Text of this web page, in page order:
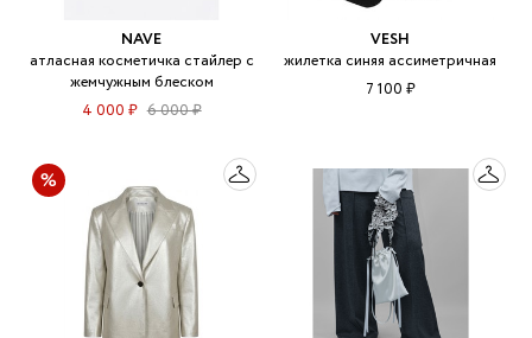
NAVE
атласная косметичка стайлер с
жемчужным блеском
4 000 ₽ 6 000 ₽
VESH
жилетка синяя ассиметричная
7 100 ₽